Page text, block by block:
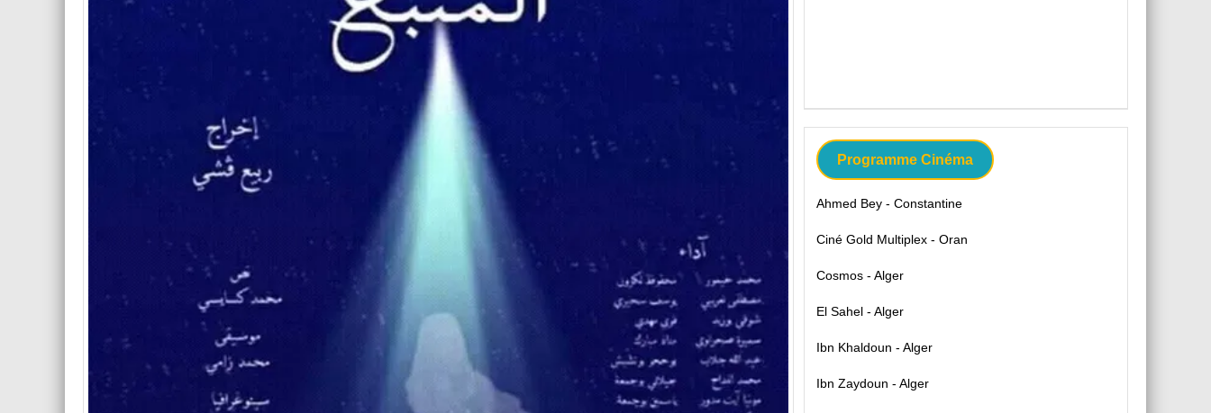
Programme Cinéma
Ahmed Bey - Constantine
Ciné Gold Multiplex - Oran
Cosmos - Alger
El Sahel - Alger
Ibn Khaldoun - Alger
Ibn Zaydoun - Alger